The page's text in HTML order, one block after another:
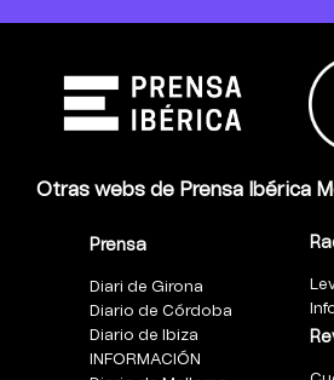
Otras webs de Prensa Ibérica
Prensa
Diari de Girona
Diario de Córdoba
Diario de Ibiza
INFORMACIÓN